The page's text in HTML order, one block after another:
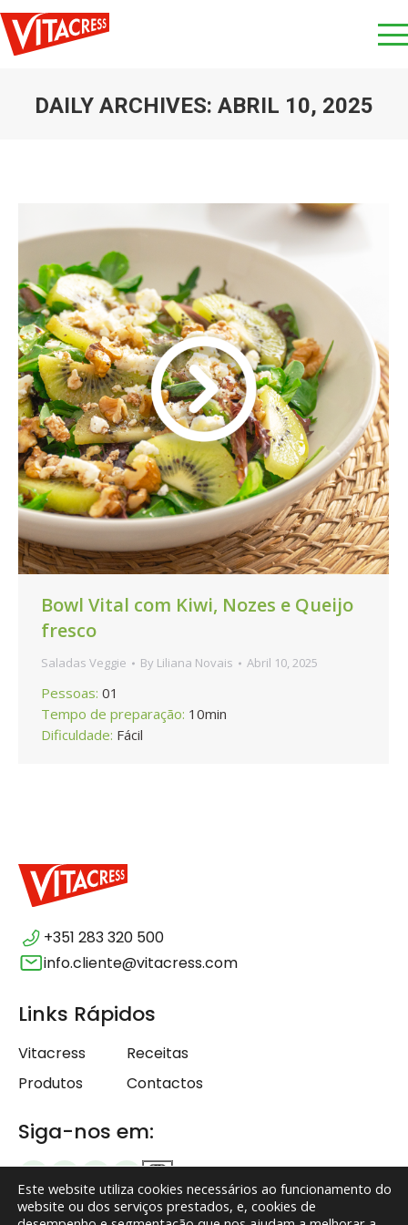
DAILY ARCHIVES: ABRIL 10, 2025
Bowl Vital com Kiwi, Nozes e Queijo
fresco
Saladas Veggie By Liliana Novais Abril 10, 2025
Pessoas: 01
Tempo de preparação: 10min
Dificuldade: Fácil
+351 283 320 500
info.cliente@vitacress.com
Links Rápidos
Vitacress
Receitas
Produtos
Contactos
Siga-nos em:
Este website utiliza cookies necessários ao funcionamento do
website ou dos serviços prestados, e, cookies de